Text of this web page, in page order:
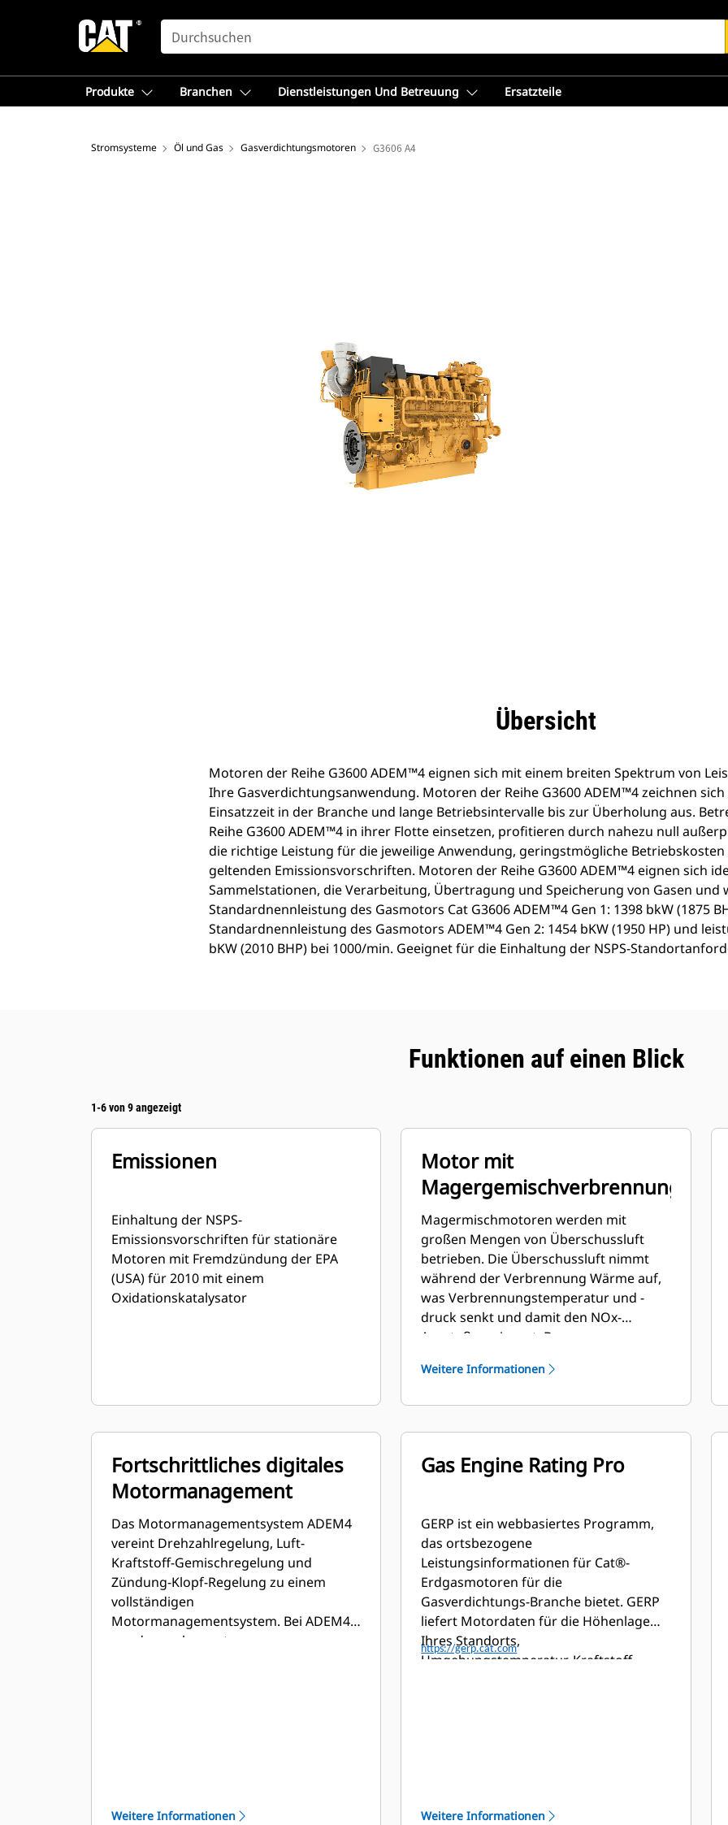
SEARCH
Produkte Branchen Dienstleistungen Und Betreuung Ersatzteile
Stromsysteme Öl und Gas Gasverdichtungsmotoren G3606 A4
Technische DatenÜbersicht
Motoren der Reihe G3600 ADEM™4 eignen sich mit einem breiten Spektrum von
Ihre Gasverdichtungsanwendung. Motoren der Reihe G3600 ADEM™4 zeichnen
Einsatzzeit in der Branche und lange Betriebsintervalle bis zur Überholung aus.
Reihe G3600 ADEM™4 in ihrer Flotte einsetzen, profitieren durch nahezu null
die richtige Leistung für die jeweilige Anwendung, geringstmögliche
geltenden Emissionsvorschriften. Motoren der Reihe G3600 ADEM™4 eignen sich
Sammelstationen, die Verarbeitung, Übertragung und Speicherung von Gasen und
Standardnennleistung des Gasmotors Cat G3606 ADEM™4 Gen 1: 1398 bkW (1875
Standardnennleistung des Gasmotors ADEM™4 Gen 2: 1454 bKW (1950 HP) und
bKW (2010 BHP) bei 1000/min. Geeignet für die Einhaltung der NSPS-
Funktionen auf einen Blick
1-6 von 9 angezeigt
Emissionen
Einhaltung der NSPS-
Emissionsvorschriften für stationäre
Motoren mit Fremdzündung der EPA
(USA) für 2010 mit einem
Oxidationskatalysator
Motor mit
Magermischmotoren werden mit
großen Mengen von Überschussluft
betrieben. Die Überschussluft nimmt
während der Verbrennung Wärme auf,
was Verbrennungstemperatur und -
druck senkt und damit den NOx-
Ausstoß verringert. Das
längere Komponentennutzungsdauer
Weitere Informationen
Fortschrittliches digitales
Motormanagement
Das Motormanagementsystem ADEM4
vereint Drehzahlregelung, Luft-
Kraftstoff-Gemischregelung und
Zündung-Klopf-Regelung zu einem
vollständigen
Motormanagementsystem. Bei ADEM4
wurden verbessert:
Weitere Informationen
Gas Engine Rating Pro
GERP ist ein webbasiertes Programm,
das ortsbezogene
Leistungsinformationen für Cat®-
Erdgasmotoren für die
Gasverdichtungs-Branche bietet. GERP
liefert Motordaten für die Höhenlage
Ihres Standorts,
Umgebungstemperatur, Kraftstoff,
https://gerp.cat.com
Weitere Informationen